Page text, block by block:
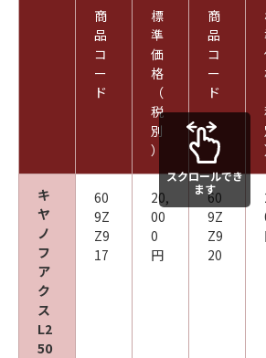
商
品
コ
ー
ド
標
準
価
格
（
税
別
）
商
品
コ
ー
ド
キ
ヤ
ノ
フ
ア
ク
ス
L2
50
60
9Z
Z9
17
20,
00
0
円
60
9Z
Z9
20
スクロールでき
ます